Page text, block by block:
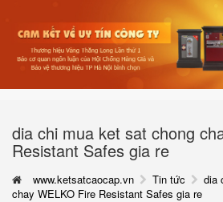
dia chi mua ket sat chong
Resistant Safes gia re
www.ketsatcaocap.vn Tin tức
dia
chay WELKO Fire Resistant Safes gia re